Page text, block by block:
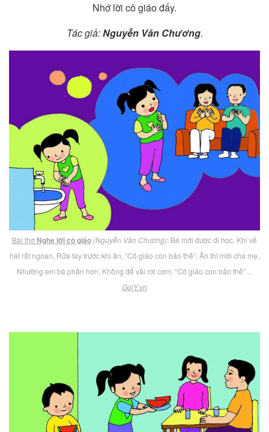
Nhớ lời cô giáo đấy.
Tác giả:Nguyễn Văn Chương.
Bài thơ Nghe lời cô giáo (Nguyễn Văn Chương): Bé mới được đi học, Khi về
hát rất ngoan, Rửa tay trước khi ăn, “Cô giáo con bảo thế”. Ăn thì mời cha mẹ,
Nhường em bé phần hơn, Không để vãi rơi cơm, “Cô giáo con bảo thế”…
GoiY.vn